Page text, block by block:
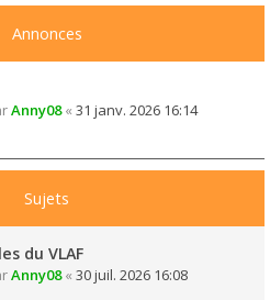
Annonces
Anny08« 31 janv. 2026 16:14
Sujets
du VLAF
Anny08« 30 juil. 2026 16:08